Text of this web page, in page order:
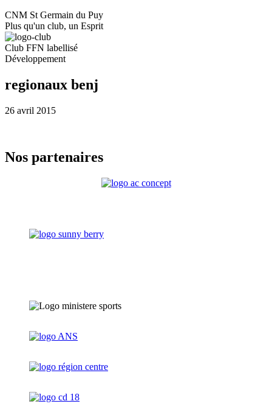
CNM St Germain du Puy
Plus qu'un club, un Esprit
Club FFN labellisé
Développement
regionaux benj
26 avril 2015
Nos partenaires